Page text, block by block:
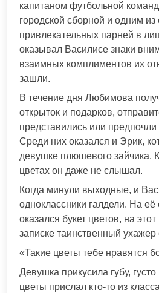
капитаном футбольной
городской сборной и одним
привлекательных парней в
оказывал Василисе знаки
взаимных комплиментов их
зашли.
В течение дня Любимова
открыток и подарков,
представились или предпочли
Среди них оказался и Эрик,
девушке плюшевого зайчика.
цветах он даже не слышал.
Когда минули выходные, и
одноклассники галдели. На её
оказался букет цветов, на
записке таинственный
«Такие цветы тебе нравятся
Девушка прикусила губу,
цветы прислал кто-то из